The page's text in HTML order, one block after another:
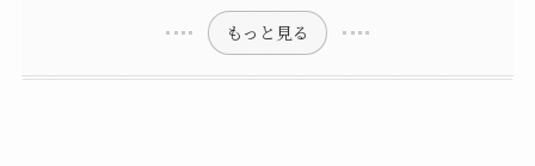
もっと見る